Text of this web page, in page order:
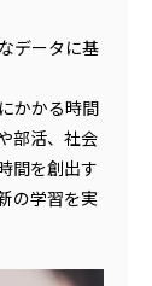
データに基
かかる時間
部活、社会
間を創出す
の学習を実